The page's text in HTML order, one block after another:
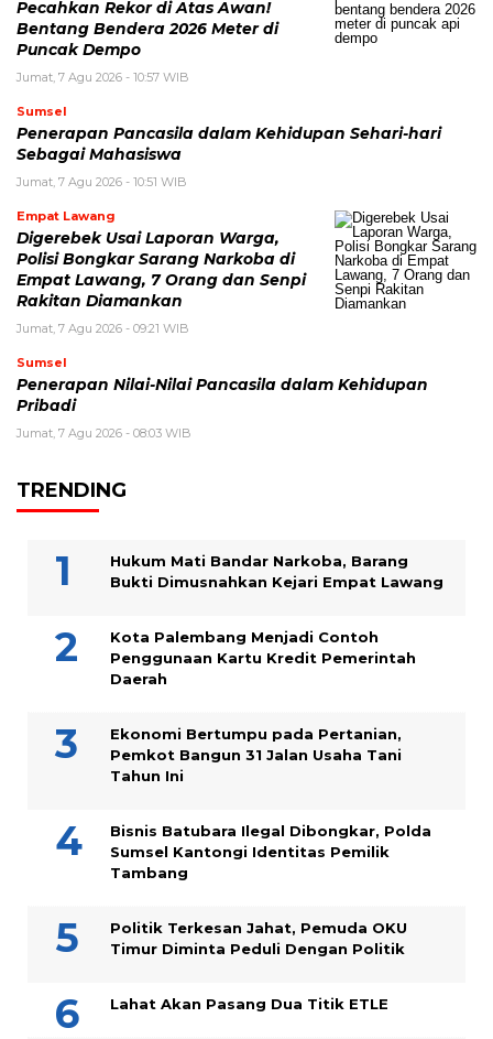
Pecahkan Rekor di Atas Awan!
Bentang Bendera 2026 Meter di
Puncak Dempo
Jumat, 7 Agu 2026 - 10:57 WIB
Sumsel
Penerapan Pancasila dalam Kehidupan Sehari-hari
Sebagai Mahasiswa
Jumat, 7 Agu 2026 - 10:51 WIB
Empat Lawang
Digerebek Usai Laporan Warga,
Polisi Bongkar Sarang Narkoba di
Empat Lawang, 7 Orang dan Senpi
Rakitan Diamankan
Jumat, 7 Agu 2026 - 09:21 WIB
Sumsel
Penerapan Nilai-Nilai Pancasila dalam Kehidupan
Pribadi
Jumat, 7 Agu 2026 - 08:03 WIB
TRENDING
Hukum Mati Bandar Narkoba, Barang
Bukti Dimusnahkan Kejari Empat Lawang
Kota Palembang Menjadi Contoh
Penggunaan Kartu Kredit Pemerintah
Daerah
Ekonomi Bertumpu pada Pertanian,
Pemkot Bangun 31 Jalan Usaha Tani
Tahun Ini
Bisnis Batubara Ilegal Dibongkar, Polda
Sumsel Kantongi Identitas Pemilik
Tambang
Politik Terkesan Jahat, Pemuda OKU
Timur Diminta Peduli Dengan Politik
Lahat Akan Pasang Dua Titik ETLE